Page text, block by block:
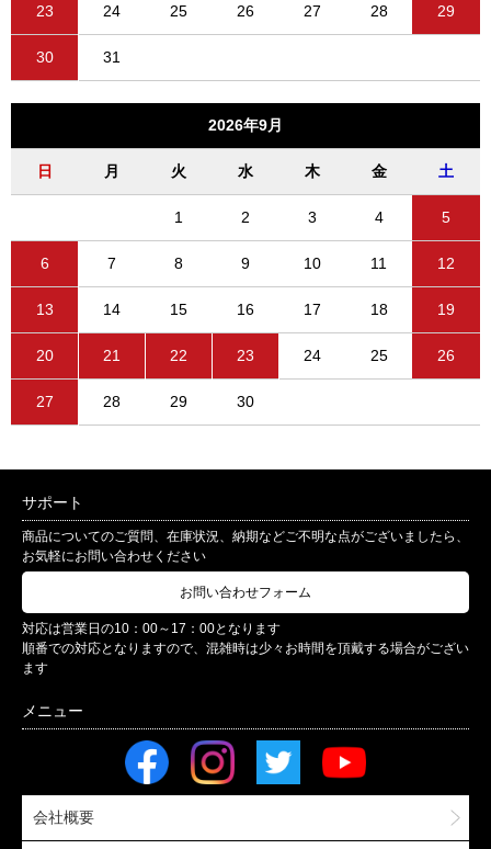
23 24 25 26 27 28 29
30 31
2026年9月
日 月 火 水 木 金 土
1 2 3 4 5
6 7 8 9 10 11 12
13 14 15 16 17 18 19
20 21 22 23 24 25 26
27 28 29 30
サポート
商品についてのご質問、在庫状況、納期などご不明な点がございましたら、
お気軽にお問い合わせください
お問い合わせフォーム
対応は営業日の10：00～17：00となります
順番での対応となりますので、混雑時は少々お時間を頂戴する場合がござい
ます
会社概要